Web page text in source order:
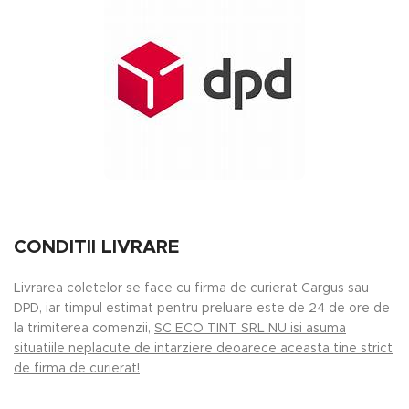
CONDITII LIVRARE
Livrarea coletelor se face cu firma de curierat Cargus sau
DPD, iar timpul estimat pentru preluare este de 24 de ore de
la trimiterea comenzii, SC ECO TINT SRL NU isi asuma
situatiile neplacute de intarziere deoarece aceasta tine strict
de firma de curierat!